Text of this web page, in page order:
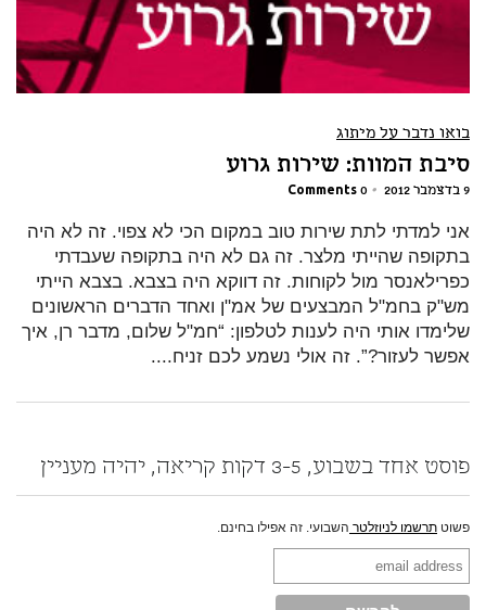
בואו נדבר על מיתוג
סיבת המוות: שירות גרוע
9 בדצמבר 2012 •
0 Comments
אני למדתי לתת שירות טוב במקום הכי לא צפוי. זה לא היה
בתקופה שהייתי מלצר. זה גם לא היה בתקופה שעבדתי
כפרילאנסר מול לקוחות. זה דווקא היה בצבא. בצבא הייתי
מש"ק בחמ"ל המבצעים של אמ"ן ואחד הדברים הראשונים
שלימדו אותי היה לענות לטלפון: “חמ"ל שלום, מדבר רן, איך
אפשר לעזור?”. זה אולי נשמע לכם זניח....
פוסט אחד בשבוע, 3-5 דקות קריאה, יהיה מעניין
פשוט תרשמו לניוזלטר השבועי. זה אפילו בחינם.